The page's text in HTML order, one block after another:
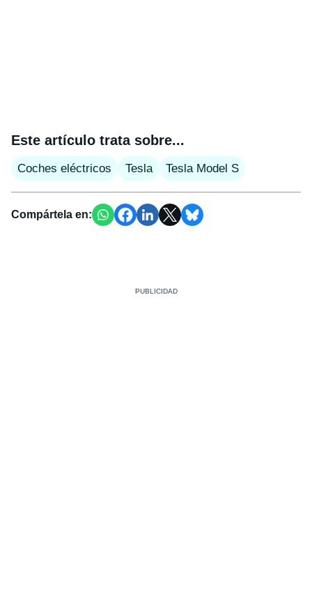
Este artículo trata sobre...
Coches eléctricos Tesla Tesla Model S
Compártela en: